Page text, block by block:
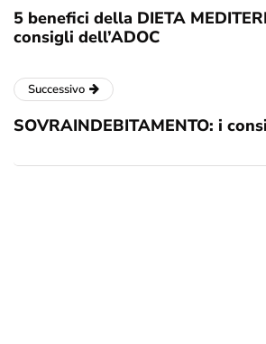
5 benefici della DIETA
consigli dell’ADOC
Successivo
SOVRAINDEBITAMENTO: i